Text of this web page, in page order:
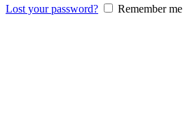
Lost your password? Remember me